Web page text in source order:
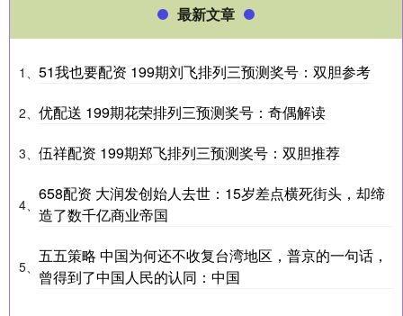
最新文章
1、 51我也要配资 199期刘飞排列三预测奖号：双胆参考
2、 优配送 199期花荣排列三预测奖号：奇偶解读
3、 伍祥配资 199期郑飞排列三预测奖号：双胆推荐
4、
658配资 大润发创始人去世：15岁差点横死街头，却缔
造了数千亿商业帝国
5、
五五策略 中国为何还不收复台湾地区，普京的一句话，
曾得到了中国人民的认同：中国